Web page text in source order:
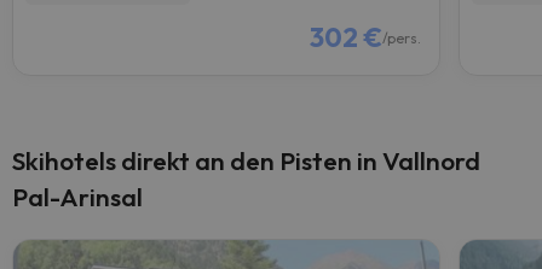
302 €/pers.
Skihotels direkt an den Pisten in Vallnord
Pal-Arinsal